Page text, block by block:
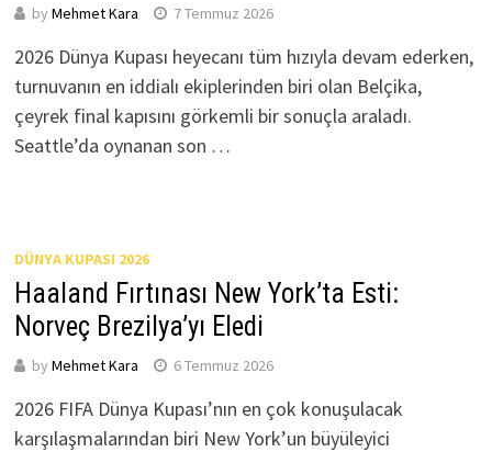
by Mehmet Kara 7 Temmuz 2026
2026 Dünya Kupası heyecanı tüm hızıyla devam ederken,
turnuvanın en iddialı ekiplerinden biri olan Belçika,
çeyrek final kapısını görkemli bir sonuçla araladı.
Seattle’da oynanan son …
DÜNYA KUPASI 2026
Haaland Fırtınası New York’ta Esti:
Norveç Brezilya’yı Eledi
by Mehmet Kara 6 Temmuz 2026
2026 FIFA Dünya Kupası’nın en çok konuşulacak
karşılaşmalarından biri New York’un büyüleyici